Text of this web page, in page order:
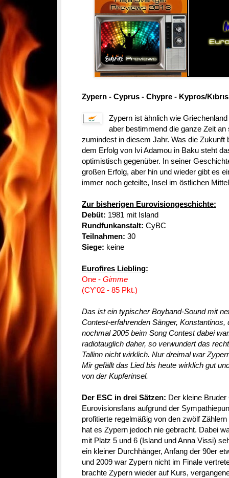
Zypern - Cyprus - Chypre - Kypros/Kıbrıs
Zypern ist ähnlich wie
aber bestimmend die ganze Zeit
zumindest in diesem Jahr. Was die
dem Erfolg von Ivi Adamou in Baku steht
optimistisch gegenüber. In seiner
großen Erfolg, aber hin und wieder gibt es
immer noch geteilte, Insel im östlichen
Zur bisherigen Eurovisiongeschichte:
Debüt: 1981 mit Island
Rundfunkanstalt: CyBC
Teilnahmen: 30
Siege: keine
Eurofires Liebling:
One - Gimme
(CY'02 - 85 Pkt.)
Das ist ein typischer Boyband-Sound mit
Contest-erfahrenden Sänger, Konstantinos,
nochmal 2005 beim Song Contest dabei
radiotauglich daher, so verwundert das
Tallinn nicht wirklich. Nur dreimal war
Mir gefällt das Lied bis heute wirklich gut
von der Kupferinsel.
Der ESC in drei Sätzen: Der kleine
Eurovisionsfans aufgrund der
profitierte regelmäßig von den zwölf
hat es Zypern jedoch nie gebracht. Dabei
mit Platz 5 und 6 (Island und Anna Vissi)
ein kleiner Durchhänger, Anfang der 90er
und 2009 war Zypern nicht im Finale
brachte Zypern wieder auf Kurs,